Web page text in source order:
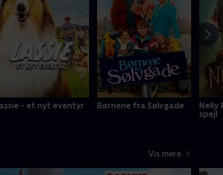
- et nyt eventyr Børnene fra Sølvgade
Nelly
spejl
Vis mere